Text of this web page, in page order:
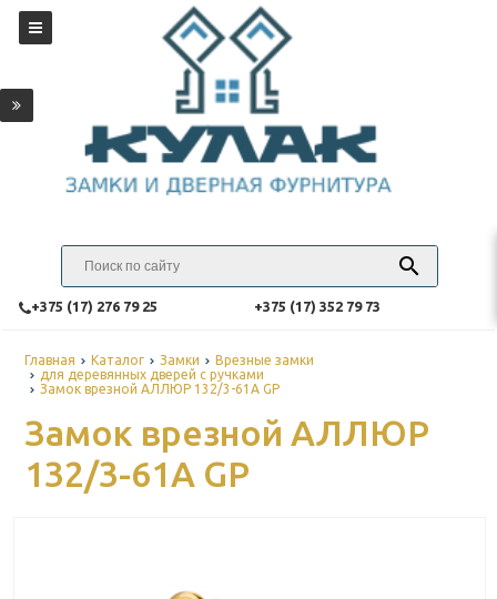
‎+375 (17) 276 79 25 ‎+375 (17) 352 79 73
Главная Каталог Замки
Врезные замки
для деревянных дверей с ручками
Замок врезной АЛЛЮР 132/3-61А GP
Замок врезной АЛЛЮР
132/3-61А GP